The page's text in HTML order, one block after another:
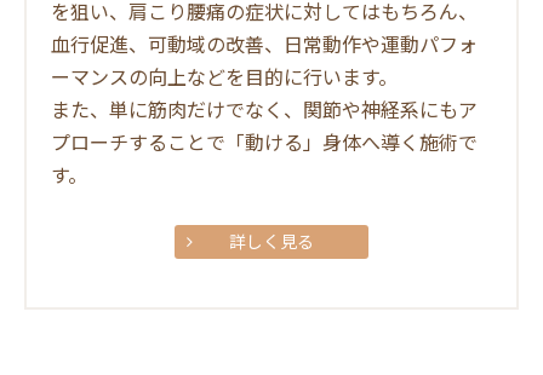
を狙い、肩こり腰痛の症状に対してはもちろん、
血行促進、可動域の改善、日常動作や運動パフォ
ーマンスの向上などを目的に行います。
また、単に筋肉だけでなく、関節や神経系にもア
プローチすることで「動ける」身体へ導く施術で
す。
詳しく見る